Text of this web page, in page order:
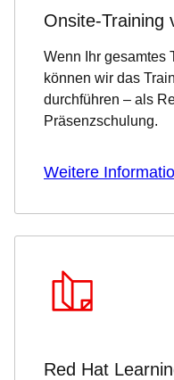
Onsite-Training
Wenn Ihr gesamtes
können wir das
durchführen – als
Präsenzschulung.
Weitere
Red Hat